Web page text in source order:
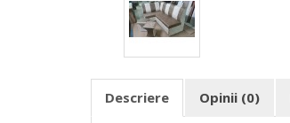
Descriere Opinii (0)